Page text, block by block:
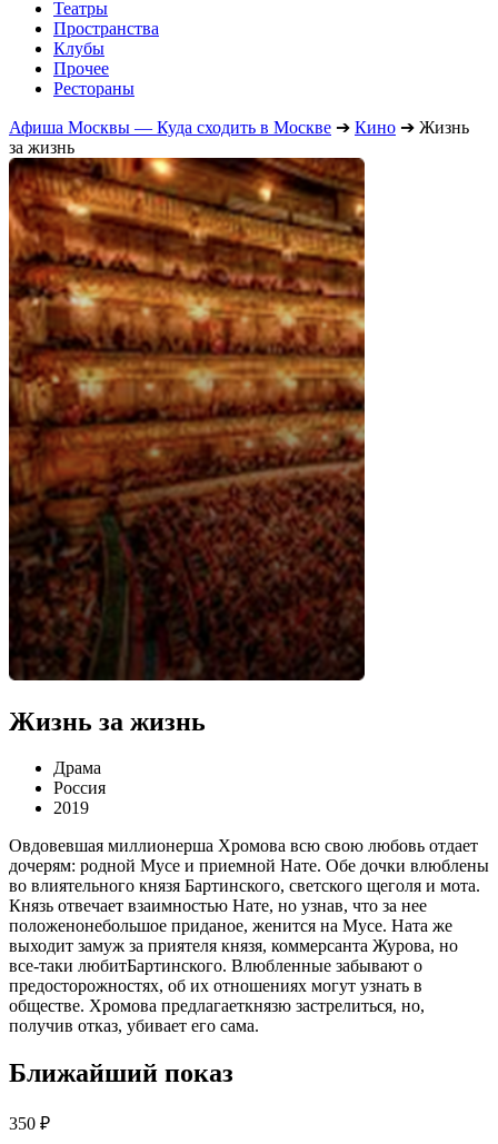
Театры
Пространства
Клубы
Прочее
Рестораны
Афиша Москвы — Куда сходить в Москве ➔ Кино ➔ Жизнь
за жизнь
Жизнь за жизнь
Драма
Россия
2019
Овдовевшая миллионерша Хромова всю свою любовь отдает
дочерям: родной Мусе и приемной Нате. Обе дочки влюблены
во влиятельного князя Бартинского, светского щеголя и мота.
Князь отвечает взаимностью Нате, но узнав, что за нее
положенонебольшое приданое, женится на Мусе. Ната же
выходит замуж за приятеля князя, коммерсанта Журова, но
все-таки любитБартинского. Влюбленные забывают о
предосторожностях, об их отношениях могут узнать в
обществе. Хромова предлагаеткнязю застрелиться, но,
получив отказ, убивает его сама.
Ближайший показ
350 ₽